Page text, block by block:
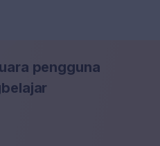
pengguna